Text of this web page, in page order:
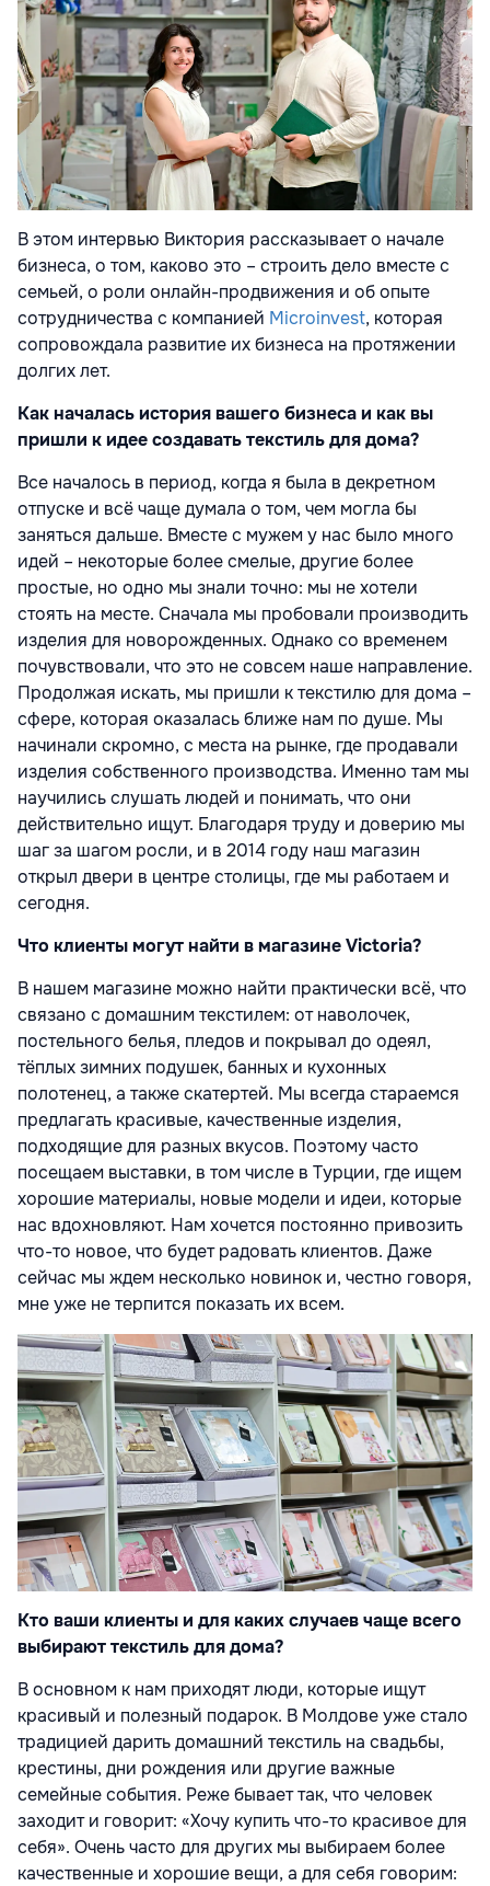
В этом интервью Виктория рассказывает о начале
бизнеса, о том, каково это – строить дело вместе с
семьей, о роли онлайн-продвижения и об опыте
сотрудничества с компанией Microinvest, которая
сопровождала развитие их бизнеса на протяжении
долгих лет.
Как началась история вашего бизнеса и как вы
пришли к идее создавать текстиль для дома?
Все началось в период, когда я была в декретном
отпуске и всё чаще думала о том, чем могла бы
заняться дальше. Вместе с мужем у нас было много
идей – некоторые более смелые, другие более
простые, но одно мы знали точно: мы не хотели
стоять на месте. Сначала мы пробовали производить
изделия для новорожденных. Однако со временем
почувствовали, что это не совсем наше направление.
Продолжая искать, мы пришли к текстилю для дома –
сфере, которая оказалась ближе нам по душе. Мы
начинали скромно, с места на рынке, где продавали
изделия собственного производства. Именно там мы
научились слушать людей и понимать, что они
действительно ищут. Благодаря труду и доверию мы
шаг за шагом росли, и в 2014 году наш магазин
открыл двери в центре столицы, где мы работаем и
сегодня.
Что клиенты могут найти в магазине Victoria?
В нашем магазине можно найти практически всё, что
связано с домашним текстилем: от наволочек,
постельного белья, пледов и покрывал до одеял,
тёплых зимних подушек, банных и кухонных
полотенец, а также скатертей. Мы всегда стараемся
предлагать красивые, качественные изделия,
подходящие для разных вкусов. Поэтому часто
посещаем выставки, в том числе в Турции, где ищем
хорошие материалы, новые модели и идеи, которые
нас вдохновляют. Нам хочется постоянно привозить
что-то новое, что будет радовать клиентов. Даже
сейчас мы ждем несколько новинок и, честно говоря,
мне уже не терпится показать их всем.
Кто ваши клиенты и для каких случаев чаще всего
выбирают текстиль для дома?
В основном к нам приходят люди, которые ищут
красивый и полезный подарок. В Молдове уже стало
традицией дарить домашний текстиль на свадьбы,
крестины, дни рождения или другие важные
семейные события. Реже бывает так, что человек
заходит и говорит: «Хочу купить что-то красивое для
себя». Очень часто для других мы выбираем более
качественные и хорошие вещи, а для себя говорим: